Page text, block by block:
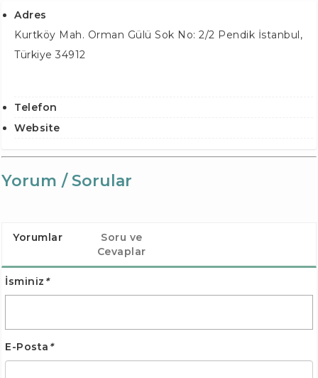
Adres
Kurtköy Mah. Orman Gülü Sok No: 2/2 Pendik İstanbul,
Türkiye 34912
Telefon
Website
Yorum / Sorular
Yorumlar
Soru ve
Cevaplar
İsminiz *
E-Posta *